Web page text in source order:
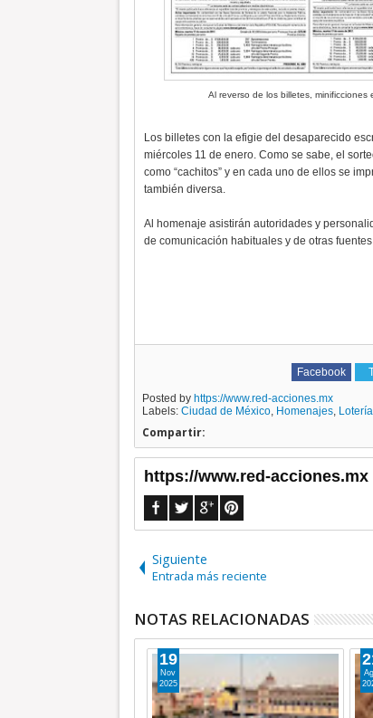
Al reverso de los billetes, minificciones
Los billetes con la efigie del desaparecido
miércoles 11 de enero. Como se sabe, el
como “cachitos” y en cada uno de ellos se
también diversa.
Al homenaje asistirán autoridades y
de comunicación habituales y de otras
Facebook
Posted by https://www.red-acciones.mx
Labels: Ciudad de México, Homenajes,
Compartir:
https://www.red-acciones.mx
Siguiente
Entrada más reciente
NOTAS RELACIONADAS
25
Ago
2024